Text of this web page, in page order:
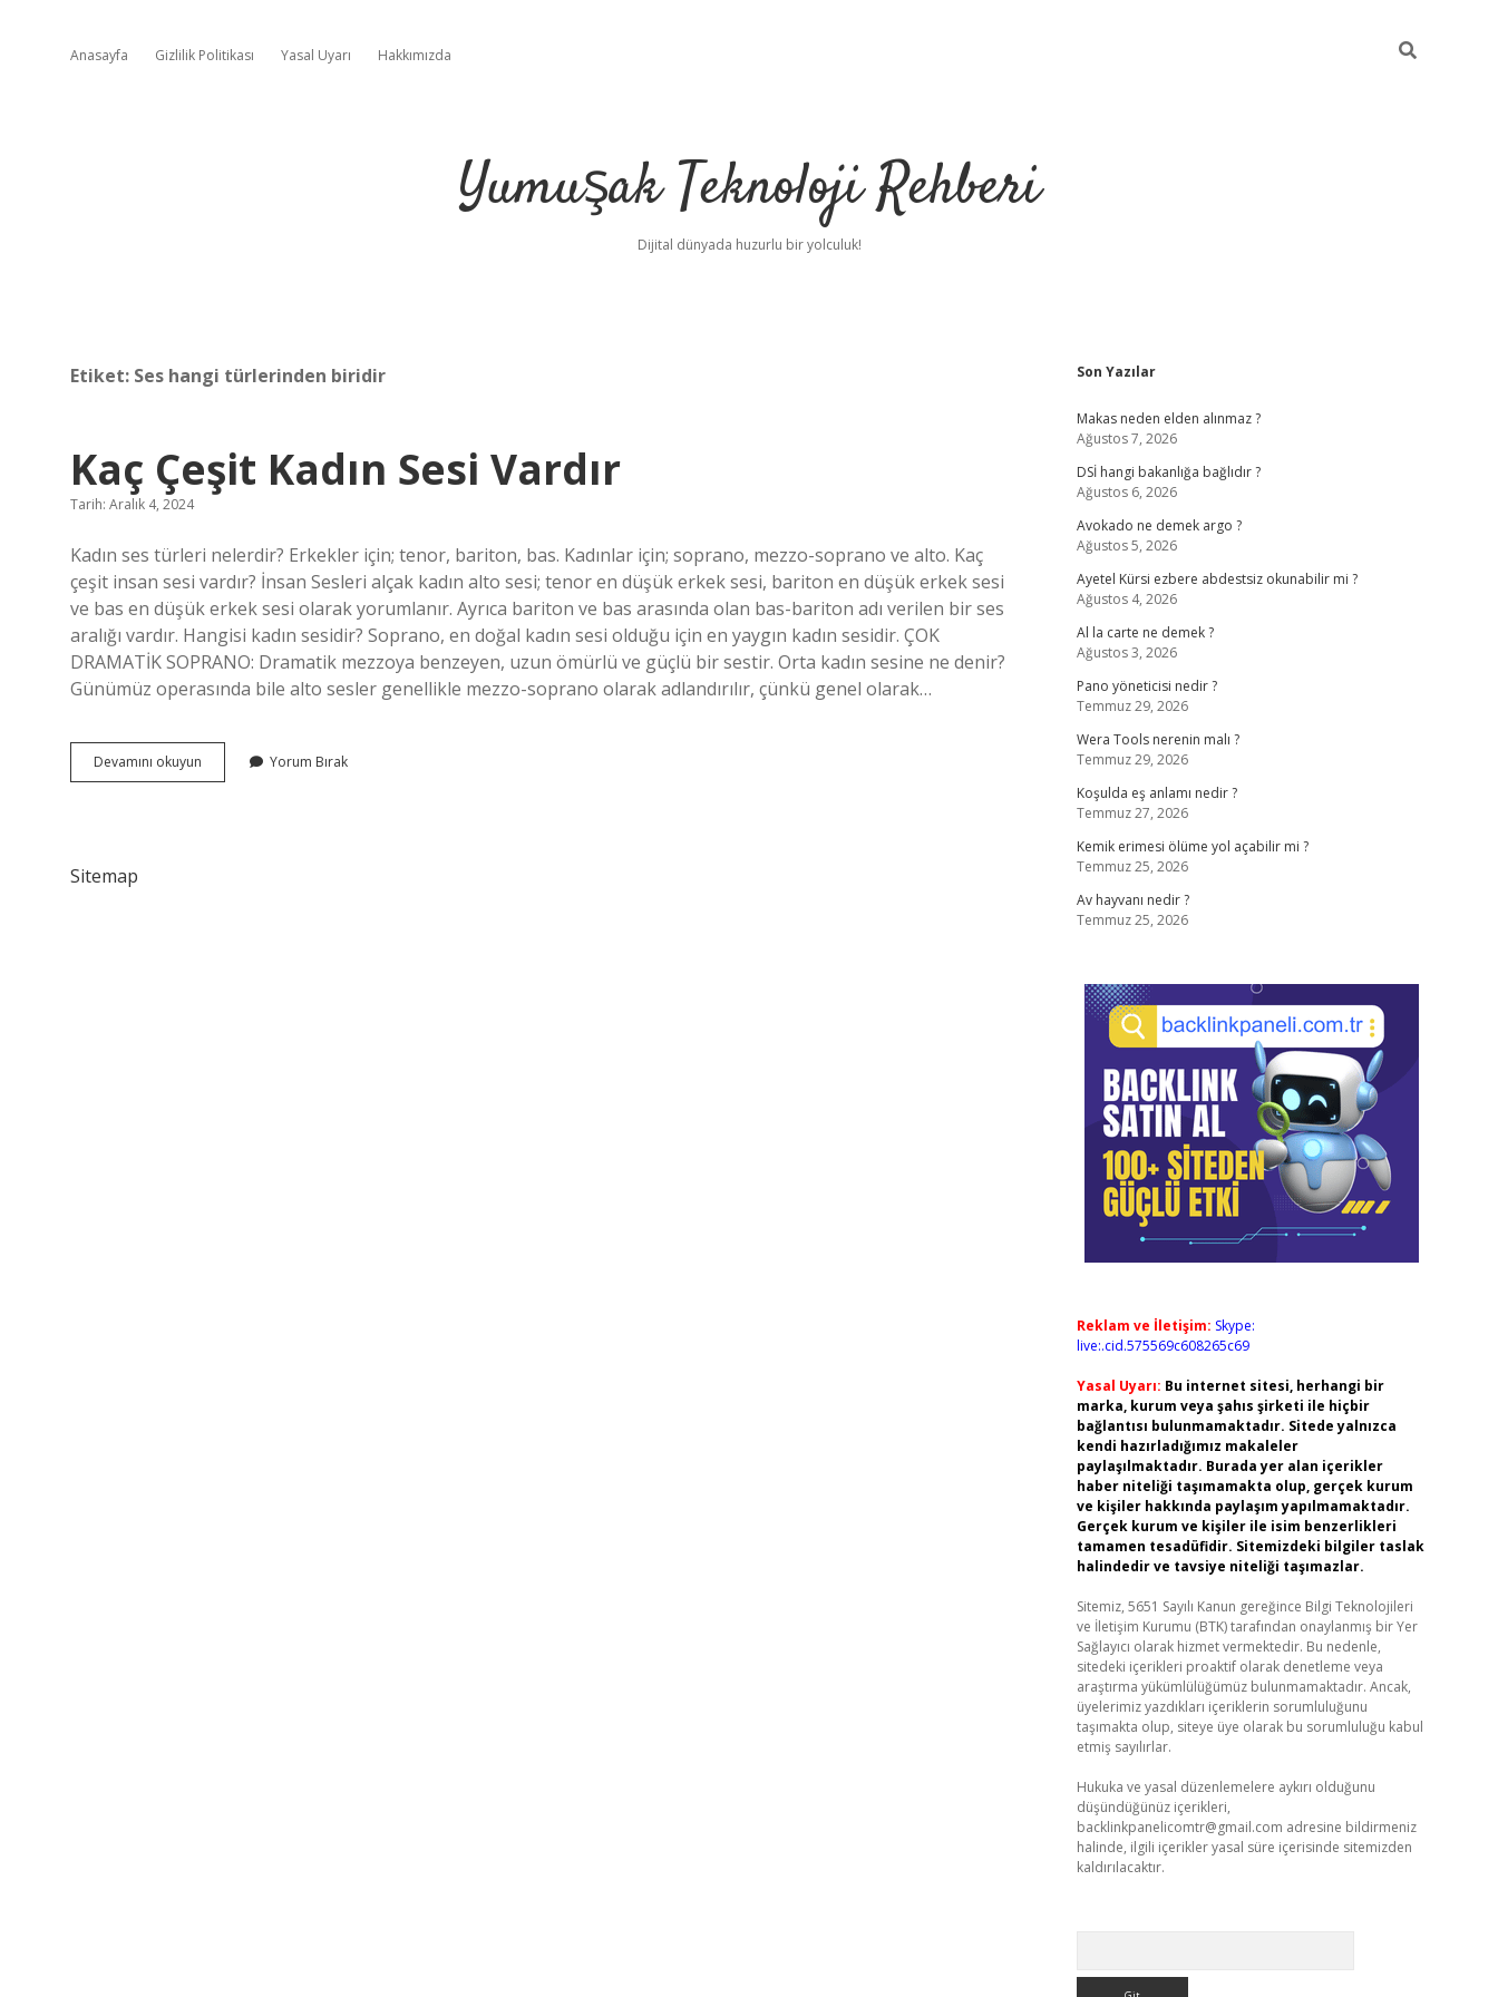
Anasayfa Gizlilik Politikası Yasal Uyarı Hakkımızda
Yumuşak Teknoloji Rehberi
Dijital dünyada huzurlu bir yolculuk!
Etiket: Ses hangi türlerinden biridir
Kaç Çeşit Kadın Sesi Vardır
Tarih: Aralık 4, 2024
Kadın ses türleri nelerdir? Erkekler için; tenor, bariton, bas. Kadınlar için; soprano, mezzo-soprano ve alto. Kaç
çeşit insan sesi vardır? İnsan Sesleri alçak kadın alto sesi; tenor en düşük erkek sesi, bariton en düşük erkek sesi
ve bas en düşük erkek sesi olarak yorumlanır. Ayrıca bariton ve bas arasında olan bas-bariton adı verilen bir ses
aralığı vardır. Hangisi kadın sesidir? Soprano, en doğal kadın sesi olduğu için en yaygın kadın sesidir. ÇOK
DRAMATİK SOPRANO: Dramatik mezzoya benzeyen, uzun ömürlü ve güçlü bir sestir. Orta kadın sesine ne denir?
Günümüz operasında bile alto sesler genellikle mezzo-soprano olarak adlandırılır, çünkü genel olarak…
Devamını okuyun
Çeşit
Yorum Bırak
Sitemap
Sidebar
Son Yazılar
Makas neden elden alınmaz ?
Ağustos 7, 2026
DSİ hangi bakanlığa bağlıdır ?
Ağustos 6, 2026
Avokado ne demek argo ?
Ağustos 5, 2026
Ayetel Kürsi ezbere abdestsiz okunabilir mi ?
Ağustos 4, 2026
Al la carte ne demek ?
Ağustos 3, 2026
Pano yöneticisi nedir ?
Temmuz 29, 2026
Wera Tools nerenin malı ?
Temmuz 29, 2026
Koşulda eş anlamı nedir ?
Temmuz 27, 2026
Kemik erimesi ölüme yol açabilir mi ?
Temmuz 25, 2026
Av hayvanı nedir ?
Temmuz 25, 2026
Reklam ve İletişim: Skype:
live:.cid.575569c608265c69
Yasal Uyarı: Bu internet sitesi, herhangi bir
marka, kurum veya şahıs şirketi ile hiçbir
bağlantısı bulunmamaktadır. Sitede yalnızca
kendi hazırladığımız makaleler
paylaşılmaktadır. Burada yer alan içerikler
haber niteliği taşımamakta olup, gerçek kurum
ve kişiler hakkında paylaşım yapılmamaktadır.
Gerçek kurum ve kişiler ile isim benzerlikleri
tamamen tesadüfidir. Sitemizdeki bilgiler taslak
halindedir ve tavsiye niteliği taşımazlar.
Sitemiz, 5651 Sayılı Kanun gereğince Bilgi Teknolojileri
ve İletişim Kurumu (BTK) tarafından onaylanmış bir Yer
Sağlayıcı olarak hizmet vermektedir. Bu nedenle,
sitedeki içerikleri proaktif olarak denetleme veya
araştırma yükümlülüğümüz bulunmamaktadır. Ancak,
üyelerimiz yazdıkları içeriklerin sorumluluğunu
taşımakta olup, siteye üye olarak bu sorumluluğu kabul
etmiş sayılırlar.
Hukuka ve yasal düzenlemelere aykırı olduğunu
düşündüğünüz içerikleri,
backlinkpanelicomtr@gmail.com adresine bildirmeniz
halinde, ilgili içerikler yasal süre içerisinde sitemizden
kaldırılacaktır.